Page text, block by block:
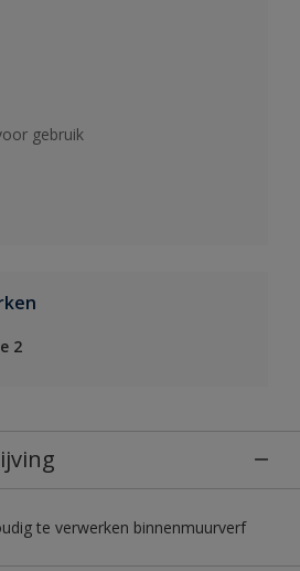
gebruik
2
te verwerken binnenmuurverf